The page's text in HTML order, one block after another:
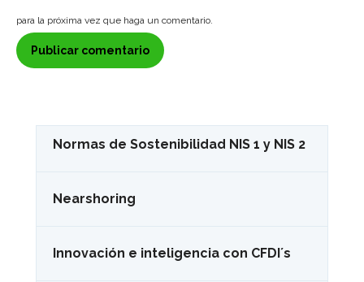
para la próxima vez que haga un comentario.
Normas de Sostenibilidad NIS 1 y NIS 2
Nearshoring
Innovación e inteligencia con CFDI´s